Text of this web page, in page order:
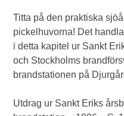
Titta på den praktiska
pickelhuvorna! Det
i detta kapitel ur Sankt
och Stockholms
brandstationen på
Utdrag ur Sankt Eriks